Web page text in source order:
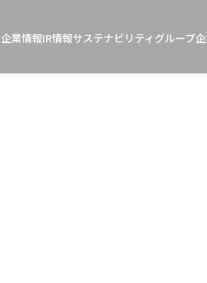
企業情報IR情報サステナビリティ グループ